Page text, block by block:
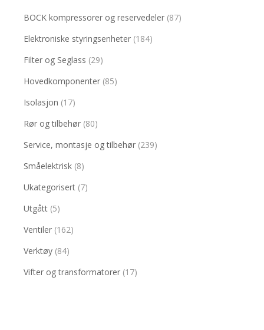
BOCK kompressorer og reservedeler (87)
Elektroniske styringsenheter (184)
Filter og Seglass (29)
Hovedkomponenter (85)
Isolasjon (17)
Rør og tilbehør (80)
Service, montasje og tilbehør (239)
Småelektrisk (8)
Ukategorisert (7)
Utgått (5)
Ventiler (162)
Verktøy (84)
Vifter og transformatorer (17)